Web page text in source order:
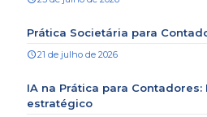
Prática Societária para
21 de julho de 2026
IA na Prática para
estratégico